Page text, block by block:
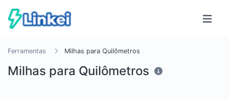
Ferramentas Milhas para Quilômetros
Milhas para Quilômetros